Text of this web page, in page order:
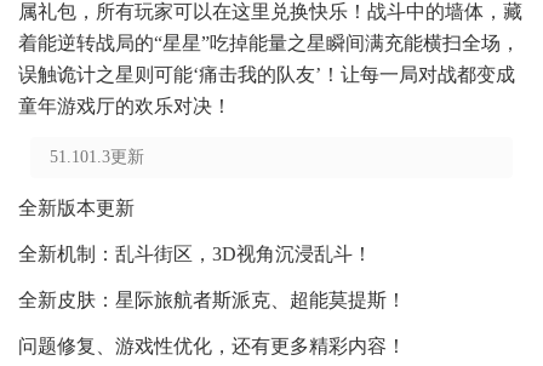
属礼包，所有玩家可以在这里兑换快乐！战斗中的墙体，藏
着能逆转战局的“星星”吃掉能量之星瞬间满充能横扫全场，
误触诡计之星则可能‘痛击我的队友’！让每一局对战都变成
童年游戏厅的欢乐对决！
51.101.3更新
全新版本更新
全新机制：乱斗街区，3D视角沉浸乱斗！
全新皮肤：星际旅航者斯派克、超能莫提斯！
问题修复、游戏性优化，还有更多精彩内容！